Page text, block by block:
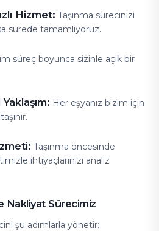
Hizmet: Taşınma sürecinizi
sürede tamamlıyoruz.
süreç boyunca sizinle açık bir
Her eşyanız bizim için
Taşınma öncesinde
ihtiyaçlarınızı analiz
Nakliyat Sürecimiz
şu adımlarla yönetir: